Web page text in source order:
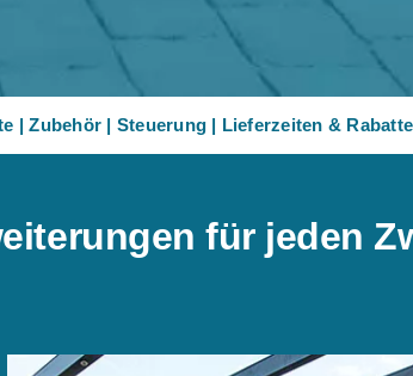
|Zubehör | Steuerung | Lieferzeiten & Rabatte
für jeden